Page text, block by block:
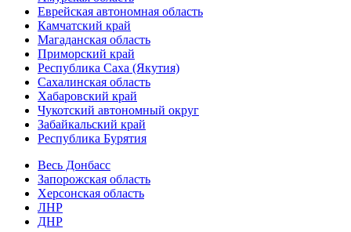
Еврейская автономная область
Камчатский край
Магаданская область
Приморский край
Республика Саха (Якутия)
Сахалинская область
Хабаровский край
Чукотский автономный округ
Забайкальский край
Республика Бурятия
Весь Донбасс
Запорожская область
Херсонская область
ЛНР
ДНР